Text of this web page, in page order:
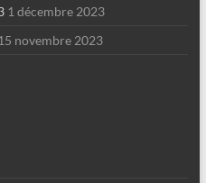
1 décembre 2023
novembre 2023